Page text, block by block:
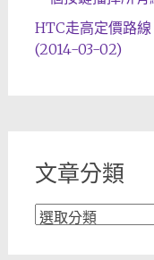
HTC走高定價路
(2014-03-02)
文章分類
文